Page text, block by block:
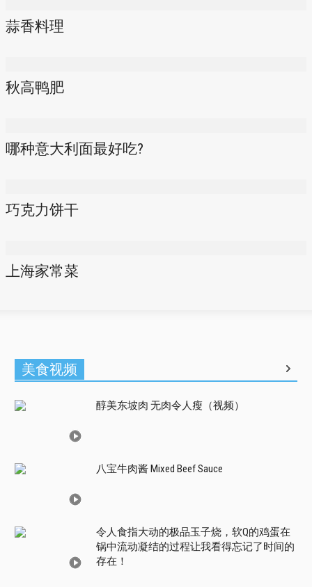
蒜香料理
秋高鸭肥
哪种意大利面最好吃?
巧克力饼干
上海家常菜
美食视频
醇美东坡肉 无肉令人瘦（视频）
八宝牛肉酱 Mixed Beef Sauce
令人食指大动的极品玉子烧，软Q的鸡蛋在
锅中流动凝结的过程让我看得忘记了时间的
存在！